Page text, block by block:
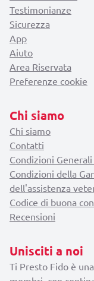
Testimonianze
Sicurezza
App
Aiuto
Area Riservata
Preferenze cookie
Chi siamo
Chi siamo
Contatti
Condizioni
Condizioni della
dell'assistenza
Codice di buona
Recensioni
Unisciti a noi
Ti Presto Fido è